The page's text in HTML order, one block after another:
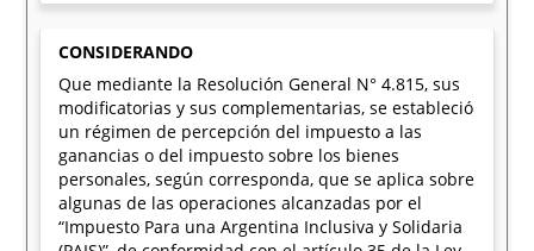
CONSIDERANDO
Que mediante la Resolución General N° 4.815, sus
modificatorias y sus complementarias, se estableció
un régimen de percepción del impuesto a las
ganancias o del impuesto sobre los bienes
personales, según corresponda, que se aplica sobre
algunas de las operaciones alcanzadas por el
“Impuesto Para una Argentina Inclusiva y Solidaria